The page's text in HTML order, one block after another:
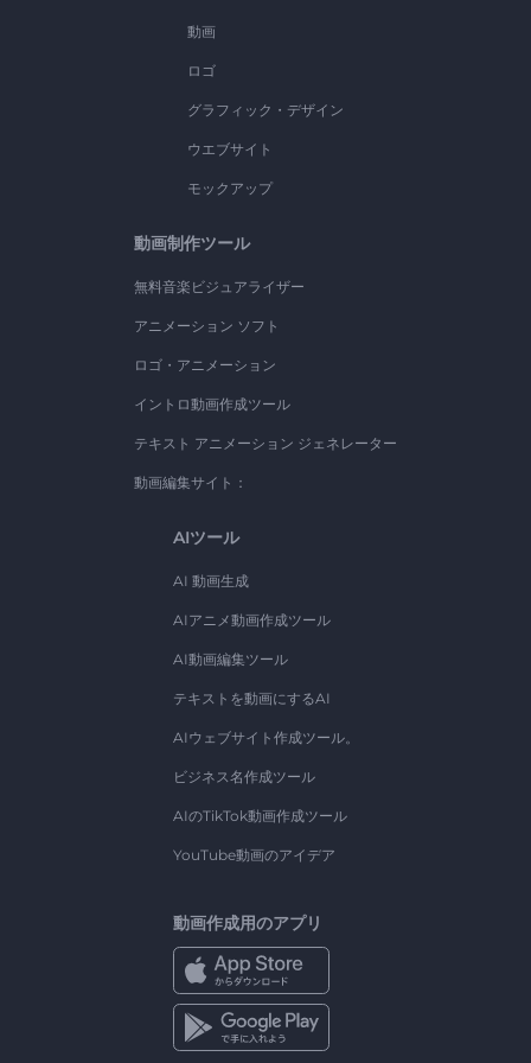
動画
ロゴ
グラフィック・デザイン
ウエブサイト
モックアップ
動画制作ツール
無料音楽ビジュアライザー
アニメーション ソフト
ロゴ・アニメーション
イントロ動画作成ツール
テキスト アニメーション ジェネレーター
動画編集サイト：
AIツール
AI 動画生成
AIアニメ動画作成ツール
AI動画編集ツール
テキストを動画にするAI
AIウェブサイト作成ツール。
ビジネス名作成ツール
AIのTikTok動画作成ツール
YouTube動画のアイデア
動画作成用のアプリ